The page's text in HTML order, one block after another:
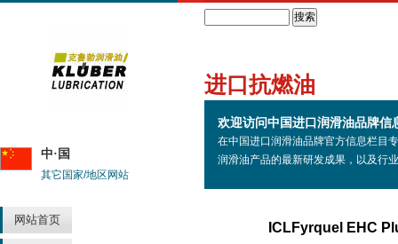
中·国
其它国家/地区网站
网站首页
进口抗燃油
欢迎访问中国进口润滑油品牌信
在中国进口润滑油品牌官方信息栏目
润滑油产品的最新研发成果，以及行
ICLFyrquel EHC